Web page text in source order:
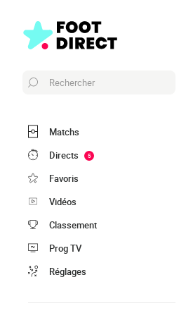
Rechercher
Matchs
Directs
5
Favoris
Vidéos
Classement
Prog TV
Réglages